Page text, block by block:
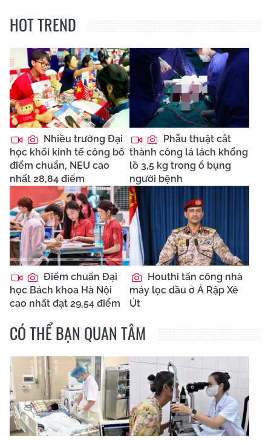
HOT TREND
Nhiều trường Đại
học khối kinh tế công bố
điểm chuẩn, NEU cao
nhất 28,84 điểm
Phẫu thuật cắt
thành công lá lách khổng
lồ 3,5 kg trong ổ bụng
người bệnh
Điểm chuẩn Đại
học Bách khoa Hà Nội
cao nhất đạt 29,54 điểm
Houthi tấn công nhà
máy lọc dầu ở Ả Rập Xê
Út
CÓ THỂ BẠN QUAN TÂM